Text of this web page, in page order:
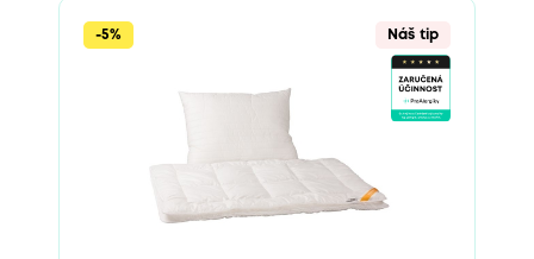
-5% Náš tip